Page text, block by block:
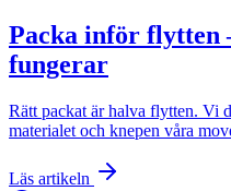
Packa inför flytten
fungerar
Rätt packat är halva flytten. Vi
materialet och knepen våra
Läs artikeln